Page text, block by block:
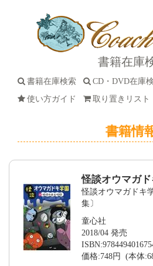
書籍在庫
書籍在庫検索 CD・DVD在庫
使い方ガイド
取り置きリスト
書籍情
怪談オウマガ
怪談オウマガドキ
集〕
童心社
2018/04 発売
価格:748円 (本体